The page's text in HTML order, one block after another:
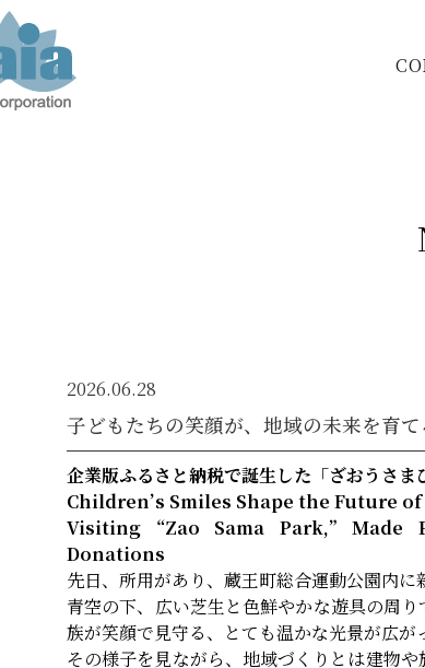
2026.06.28
子どもたちの笑顔が、地域の未来を育て
企業版ふるさと納税で誕生した「ざおうさま
Children’s Smiles Shape the Future
Visiting “Zao Sama Park,” Made
Donations
先日、所用があり、蔵王町総合運動公園内に
青空の下、広い芝生と色鮮やかな遊具の周
族が笑顔で見守る、とても温かな光景が広が
その様子を見ながら、地域づくりとは建物